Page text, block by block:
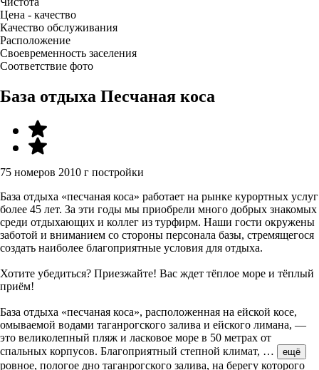
Цена - качество
Качество обслуживания
Расположение
Своевременность заселения
Соответствие фото
База отдыха Песчаная коса
75 номеров 2010 г постройки
База отдыха «песчаная коса» работает на рынке курортных услуг
более 45 лет. За эти годы мы приобрели много добрых знакомых
среди отдыхающих и коллег из турфирм. Наши гости окружены
заботой и вниманием со стороны персонала базы, стремящегося
создать наиболее благоприятные условия для отдыха.
Хотите убедиться? Приезжайте! Вас ждет тёплое море и тёплый
приём!
База отдыха «песчаная коса», расположенная на ейской косе,
омываемой водами таганрогского залива и ейского лимана, —
это великолепный пляж и ласковое море в 50 метрах от
спальных корпусов. Благоприятный степной климат, … ещё
ровное, пологое дно таганрогского залива, на берегу которого